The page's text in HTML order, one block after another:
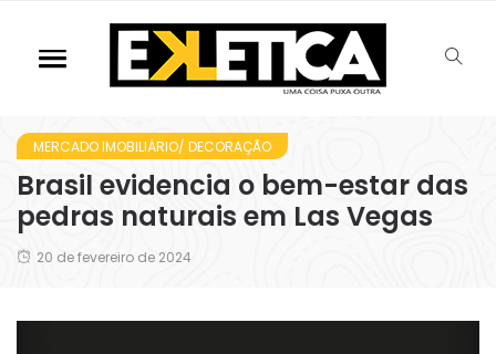
MERCADO IMOBILIÁRIO/ DECORAÇÃO
Brasil evidencia o bem-estar das
pedras naturais em Las Vegas
20 de fevereiro de 2024